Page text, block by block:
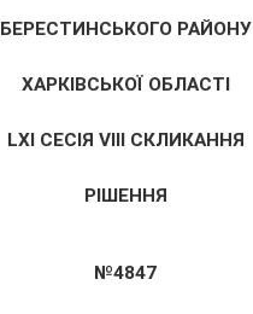
БЕРЕСТИНСЬКОГО РАЙОНУ
ХАРКІВСЬКОЇ ОБЛАСТІ
LХІ СЕСІЯ VIII СКЛИКАННЯ
РІШЕННЯ
№4847